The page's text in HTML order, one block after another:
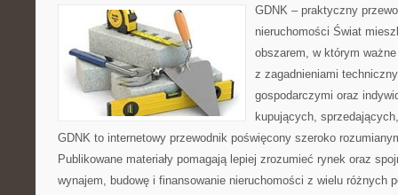
GDNK – praktyczny
nieruchomości Świat
obszarem, w którym
z zagadnieniami
gospodarczymi oraz
kupujących,
GDNK to internetowy przewodnik poświęcony szeroko
Publikowane materiały pomagają lepiej zrozumieć rynek oraz
wynajem, budowę i finansowanie nieruchomości z wielu różnych